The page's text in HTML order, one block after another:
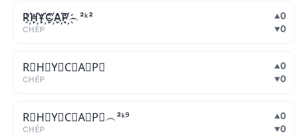
R҉H҉Y҉C҉A҉P҉︵²ᵏ²
CHÉP
▲0
▼0
R⃒H⃒Y⃒C⃒A⃒P⃒
CHÉP
▲0
▼0
R⃟H⃟Y⃟C⃟A⃟P⃟︵²ᵏ⁹
CHÉP
▲0
▼0